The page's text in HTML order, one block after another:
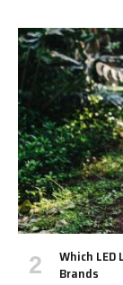
Which
Brands